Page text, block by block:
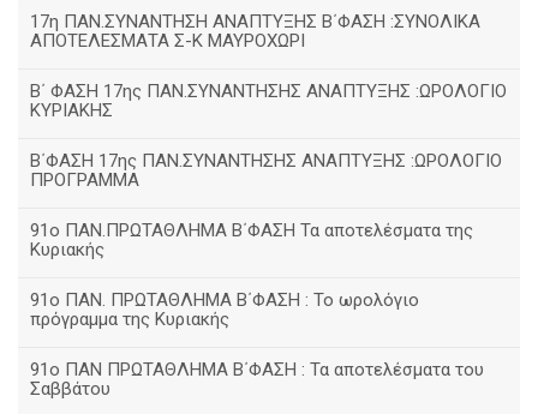
17η ΠΑΝ.ΣΥΝΑΝΤΗΣΗ ΑΝΑΠΤΥΞΗΣ Β΄ΦΑΣΗ :ΣΥΝΟΛΙΚΑ
ΑΠΟΤΕΛΕΣΜΑΤΑ Σ-Κ ΜΑΥΡΟΧΩΡΙ
B΄ ΦΑΣΗ 17ης ΠΑΝ.ΣΥΝΑΝΤΗΣΗΣ ΑΝΑΠΤΥΞΗΣ :ΩΡΟΛΟΓΙΟ
ΚΥΡΙΑΚΗΣ
Β΄ΦΑΣΗ 17ης ΠΑΝ.ΣΥΝΑΝΤΗΣΗΣ ΑΝΑΠΤΥΞΗΣ :ΩΡΟΛΟΓΙΟ
ΠΡΟΓΡΑΜΜΑ
91ο ΠΑΝ.ΠΡΩΤΑΘΛΗΜΑ Β΄ΦΑΣΗ Τα αποτελέσματα της
Κυριακής
91ο ΠΑΝ. ΠΡΩΤΑΘΛΗΜΑ Β΄ΦΑΣΗ : Το ωρολόγιο
πρόγραμμα της Κυριακής
91ο ΠΑΝ ΠΡΩΤΑΘΛΗΜΑ Β΄ΦΑΣΗ : Τα αποτελέσματα του
Σαββάτου